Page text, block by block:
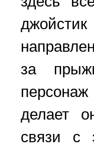
за
делает
связи с